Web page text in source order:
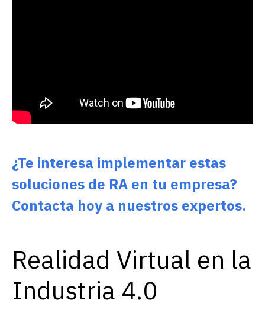
¿Te interesa implementar estas
soluciones de RA en tu empresa?
Contacta hoy a nuestros expertos.
Realidad Virtual en la
Industria 4.0